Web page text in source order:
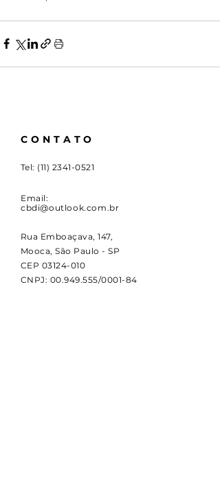
CONTATO
Tel: (11) 2341-0521
Email:
cbdi@outlook.com.br
Rua Emboaçava, 147,
Mooca, São Paulo - SP
CEP 03124-010
CNPJ: 00.949.555/0001-84